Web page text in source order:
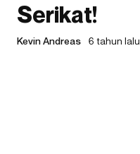
Serikat!
Kevin Andreas 6 tahun lalu